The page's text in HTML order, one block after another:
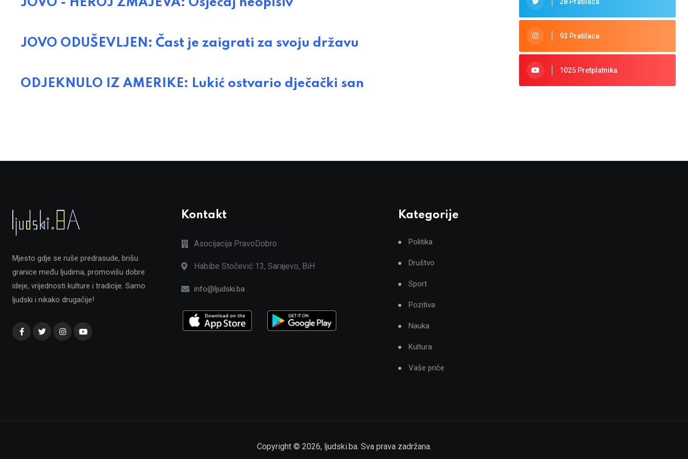
JOVO ODUŠEVLJEN: Čast je zaigrati za svoju državu
ODJEKNULO IZ AMERIKE: Lukić ostvario dječački san
93 Pratilaca
1025 Pretplatnika
Mjesto gdje se ruše predrasude, brišu
granice među ljudima, promovišu dobre
ideje, vrijednosti kulture i tradicije. Samo
ljudski i nikako drugačije!
Kontakt
Asocijacija PravoDobro
Habibe Stočević 13, Sarajevo, BiH
info@ljudski.ba
Kategorije
Politika
Društvo
Sport
Pozitiva
Nauka
Kultura
Vaše priče
Copyright © 2026, ljudski.ba. Sva prava zadržana.